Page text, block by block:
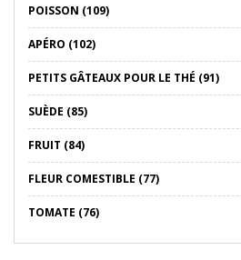
POISSON (109)
APÉRO (102)
PETITS GÂTEAUX POUR LE THÉ (91)
SUÈDE (85)
FRUIT (84)
FLEUR COMESTIBLE (77)
TOMATE (76)